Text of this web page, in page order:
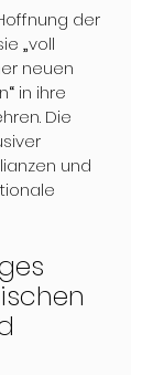
der
„voll
neuen
“ in ihre
Die
und